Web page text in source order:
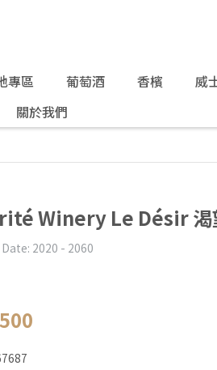
專區 葡萄酒 香檳 威
關於我們
Winery Le Désir 渴
2020 - 2060